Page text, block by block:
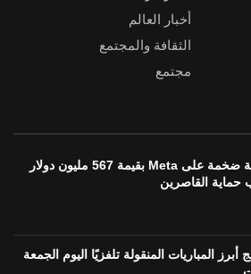
أخبار العالم
الثقافة والمجتمع
مجتمع
غرامة ضخمة على Meta بقيمة 567 مليون دولار
حماية القاصرين
أبرز المباريات المنقولة تلفزيًا اليوم الجمعة